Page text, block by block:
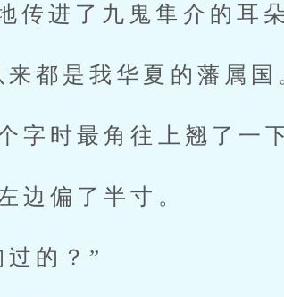
进了九鬼隼介的耳朵
都是我华夏的藩属国
时最角往上翘了一下
偏了半寸。
的？”